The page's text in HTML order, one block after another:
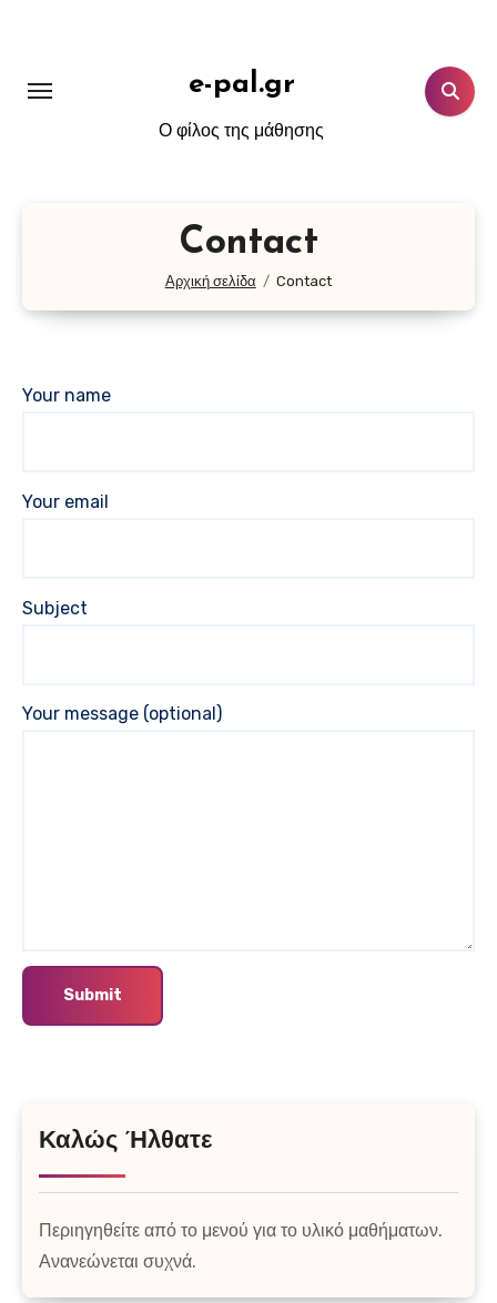
e-pal.gr
Ο φίλος της μάθησης
Contact
Αρχική σελίδα Contact
Your name
Your email
Subject
Your message (optional)
Καλώς Ήλθατε
Περιηγηθείτε από το μενού για το υλικό μαθήματων.
Ανανεώνεται συχνά.